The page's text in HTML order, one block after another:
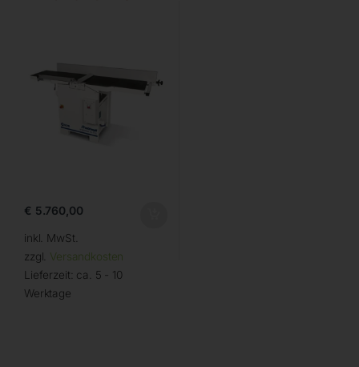
€ 5.760,00
inkl. MwSt.
zzgl. Versandkosten
Lieferzeit: ca. 5 - 10
Werktage